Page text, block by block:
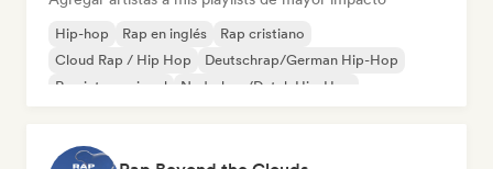
Hip-hop Rap en inglés
Rap cristiano
Cloud Rap / Hip Hop
Deutschrap/German Hip-Hop
Rap internacional
Nederhop/Dutch Hip-Hop